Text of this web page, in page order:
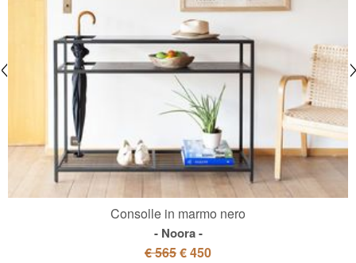
Consolle in marmo nero
Noora
€ 565€ 450